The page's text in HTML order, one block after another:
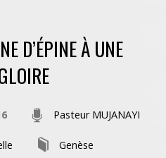
D’ÉPINE À UNE
Pasteur MUJANAYI
Genèse